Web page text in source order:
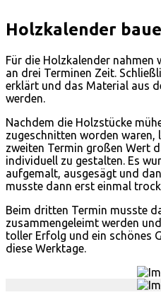
Holzkalender
Für die Holzkalender nahmen
an drei Terminen Zeit.
erklärt und das Material aus
werden.
Nachdem die Holzstücke
zugeschnitten worden waren,
zweiten Termin großen Wert
individuell zu gestalten. Es
aufgemalt, ausgesägt und
musste dann erst einmal
Beim dritten Termin musste
zusammengeleimt werden
toller Erfolg und ein schönes
diese Werktage.